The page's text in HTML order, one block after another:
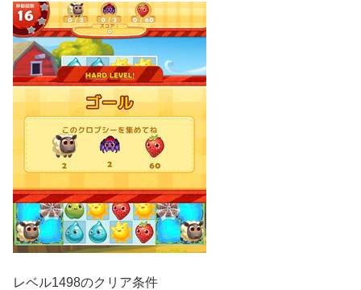
レベル1498のクリア条件